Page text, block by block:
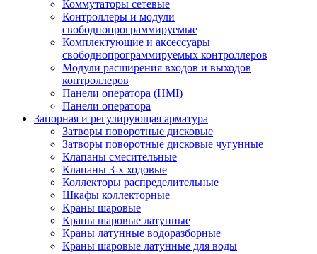
Коммутаторы сетевые
Контроллеры и модули
свободнопрограммируемые
Комплектующие и аксессуары
свободнопрограммируемых контроллеров
Модули расширения входов и выходов
контроллеров
Панели оператора (HMI)
Панели оператора
Запорная и регулирующая арматура
Затворы поворотные дисковые
Затворы поворотные дисковые чугунные
Клапаны смесительные
Клапаны 3-х ходовые
Коллекторы распределительные
Шкафы коллекторные
Краны шаровые
Краны шаровые латунные
Краны латунные водоразборные
Краны шаровые латунные для воды